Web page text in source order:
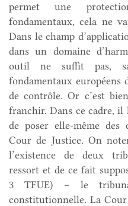
permet une
fondamentaux, cela ne
Dans le champ
dans un domaine
outil ne suffit pas,
fondamentaux européens
de contrôle. Or c’est
franchir. Dans ce cadre, il
de poser elle-même des
Cour de Justice. On
l’existence de deux
ressort et de ce fait
3 TFUE) – le
constitutionnelle. La